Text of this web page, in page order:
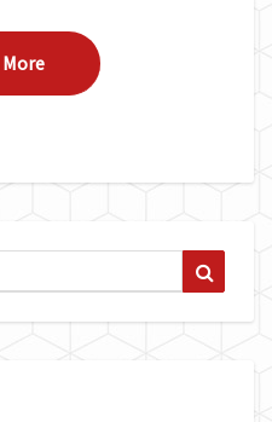
MoreRead More